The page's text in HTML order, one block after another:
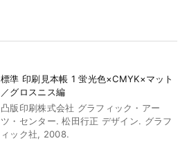
標準 印刷見本帳 1 蛍光色×CMYK×マット
／グロスニス編
凸版印刷株式会社 グラフィック・アー
ツ・センター. 松田行正 デザイン. グラフ
ィック社, 2008.